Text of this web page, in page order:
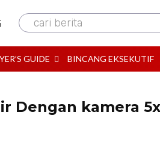
cari berita
GUIDE BINCANG EKSEKUTIF
Dengan kamera